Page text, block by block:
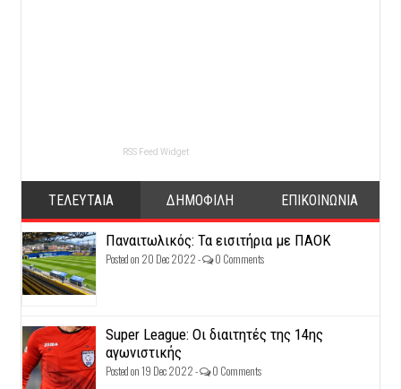
RSS Feed Widget
ΤΕΛΕΥΤΑΙΑ ΔΗΜΟΦΙΛΗ ΕΠΙΚΟΙΝΩΝΙΑ
Παναιτωλικός: Τα εισιτήρια με ΠΑΟΚ
Posted on 20 Dec 2022 - 0 Comments
Super League: Οι διαιτητές της 14ης
αγωνιστικής
Posted on 19 Dec 2022 - 0 Comments